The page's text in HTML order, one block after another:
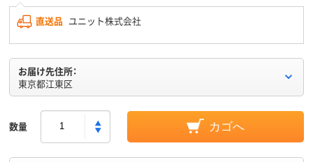
直送品 ユニット株式会社
お届け先住所：
東京都江東区
数量 カゴへ